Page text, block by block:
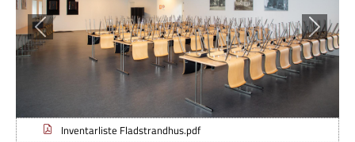
Tilbage Frem
Inventarliste Fladstrandhus.pdf